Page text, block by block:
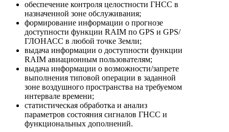
обеспечение контроля целостности ГНСС в
назначенной зоне обслуживания;
формирование информации о прогнозе
доступности функции RAIM по GPS и GPS/
ГЛОНАСС в любой точке Земли;
выдача информации о доступности функции
RAIM авиационным пользователям;
выдача информации о возможности/запрете
выполнения типовой операции в заданной
зоне воздушного пространства на требуемом
интервале времени;
статистическая обработка и анализ
параметров состояния сигналов ГНСС и
функциональных дополнений.